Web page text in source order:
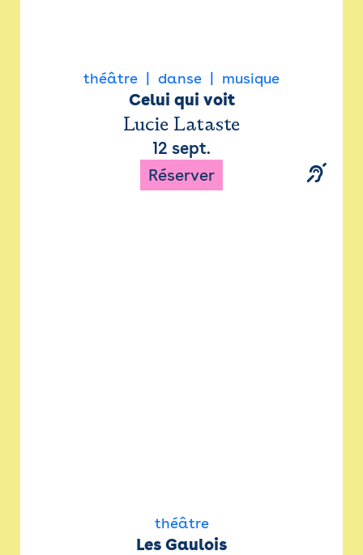
théâtre danse musique
Celui qui voit
Lucie Lataste
12 sept.
Réserver
théâtre
Les Gaulois